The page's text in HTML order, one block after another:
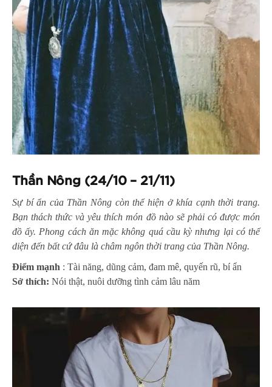
Thần Nông (24/10 – 21/11)
Sự bí ẩn của Thần Nông còn thể hiện ở khía cạnh thời trang.
Bạn thách thức và yêu thích món đồ nào sẽ phải có được món
đồ ấy. Phong cách ăn mặc không quá cầu kỳ nhưng lại có thể
diện đến bất cứ đâu là châm ngôn thời trang của Thần Nông.
Điểm mạnh : Tài năng, dũng cảm, đam mê, quyến rũ, bí ẩn
Sở thích: Nói thật, nuôi dưỡng tình cảm lâu năm